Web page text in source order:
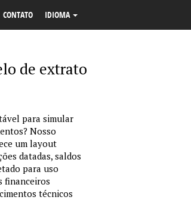
CONTATO IDIOMA
de extrato
para simular
Nosso
um layout
datadas, saldos
para uso
financeiros
técnicos